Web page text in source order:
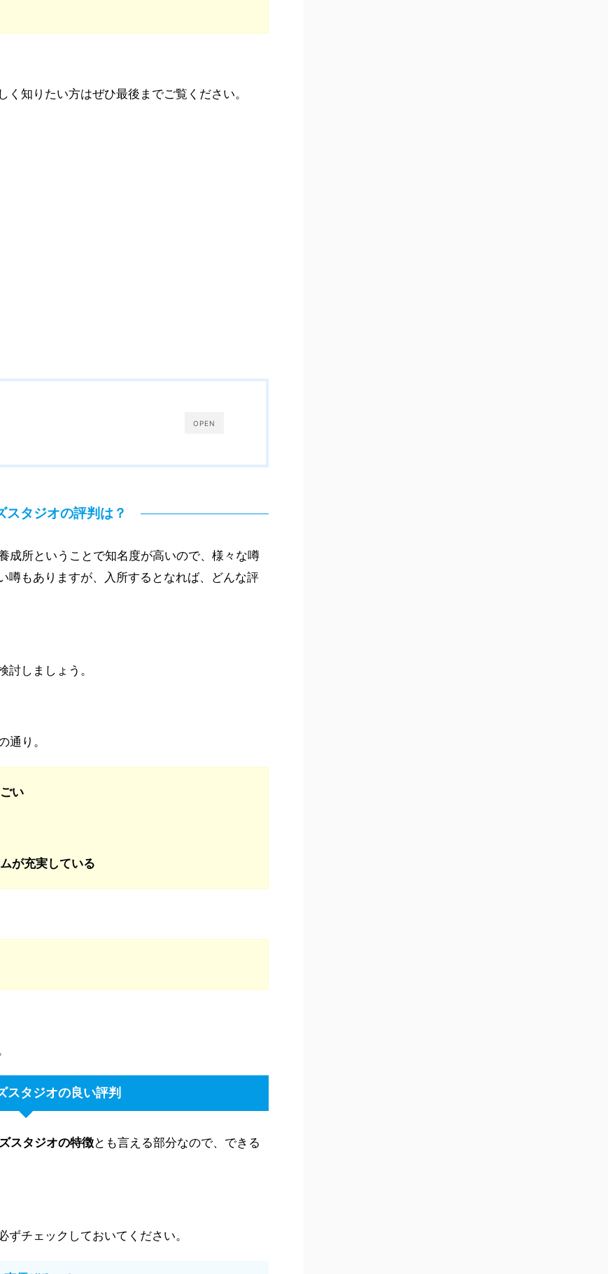
知りたい方はぜひ最後までご覧ください。
OPEN
スタジオの評判は？
成所ということで知名度が高いので、様々な噂
噂もありますが、入所するとなれば、どんな評
討しましょう。
通り。
い
が充実している
スタジオの良い評判
スタジオの特徴とも言える部分なので、できる
チェックしておいてください。